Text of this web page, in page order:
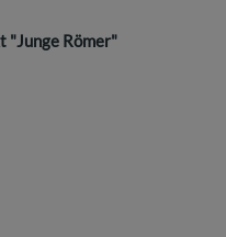
"Junge Römer"